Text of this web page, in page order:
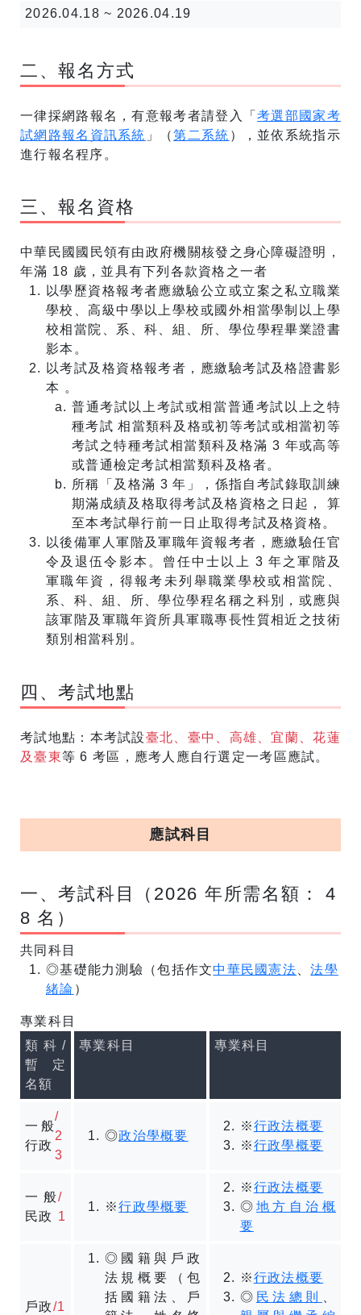
2026.04.18 ~ 2026.04.19
二、報名方式
一律採網路報名，有意報考者請登入「考選部國家考
試網路報名資訊系統 」（第二系統 ），並依系統指示
進行報名程序。
三、報名資格
中華民國國民領有由政府機關核發之身心障礙證明，
年滿 18 歲，並具有下列各款資格之一者
以學歷資格報考者應繳驗公立或立案之私立職業
學校、高級中學以上學校或國外相當學制以上學
校相當院、系、科、組、所、學位學程畢業證書
影本。
以考試及格資格報考者，應繳驗考試及格證書影
本 。
普通考試以上考試或相當普通考試以上之特
種考試 相當類科及格或初等考試或相當初等
考試之特種考試相當類科及格滿 3 年或高等
或普通檢定考試相當類科及格者。
所稱「及格滿 3 年」，係指自考試錄取訓練
期滿成績及格取得考試及格資格之日起， 算
至本考試舉行前一日止取得考試及格資格。
以後備軍人軍階及軍職年資報考者，應繳驗任官
令及退伍令影本。曾任中士以上 3 年之軍階及
軍職年資，得報考未列舉職業學校或相當院、
系、科、組、所、學位學程名稱之科別，或應與
該軍階及軍職年資所具軍職專長性質相近之技術
類別相當科別。
四、考試地點
考試地點：本考試設臺北、臺中、高雄、宜蘭、花蓮
及臺東等 6 考區，應考人應自行選定一考區應試。
應試科目
一、考試科目（2026 年所需名額： 4
8 名）
共同科目
◎基礎能力測驗（包括作文中華民國憲法 、法學
緒論 ）
專業科目
類科 /
暫定
名額
專業科目 專業科目
一般
行政
/
2
3
◎政治學概要
※行政法概要
※行政學概要
一般
民政
/
1
※行政學概要
※行政法概要
◎ 地方自治概
要
戶政/1
◎國籍與戶政
法規概要（包
括國籍法、戶
※行政法概要
◎ 民法總則